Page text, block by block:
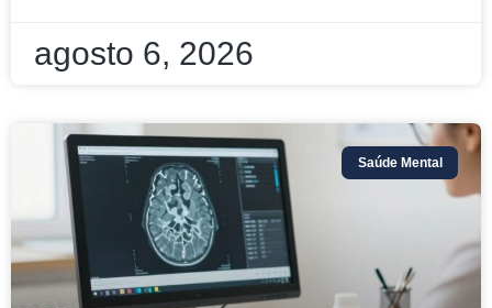
agosto 6, 2026
Saúde Mental